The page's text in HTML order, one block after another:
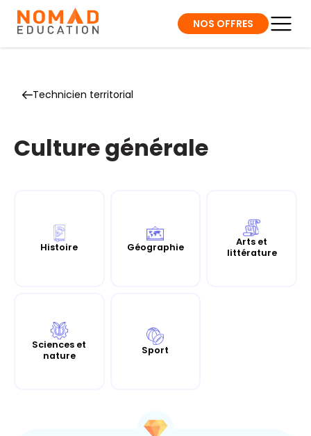
NOS OFFRES
Technicien territorial
Culture générale
Histoire Géographie
Arts et
littérature
Sciences et
nature
Sport